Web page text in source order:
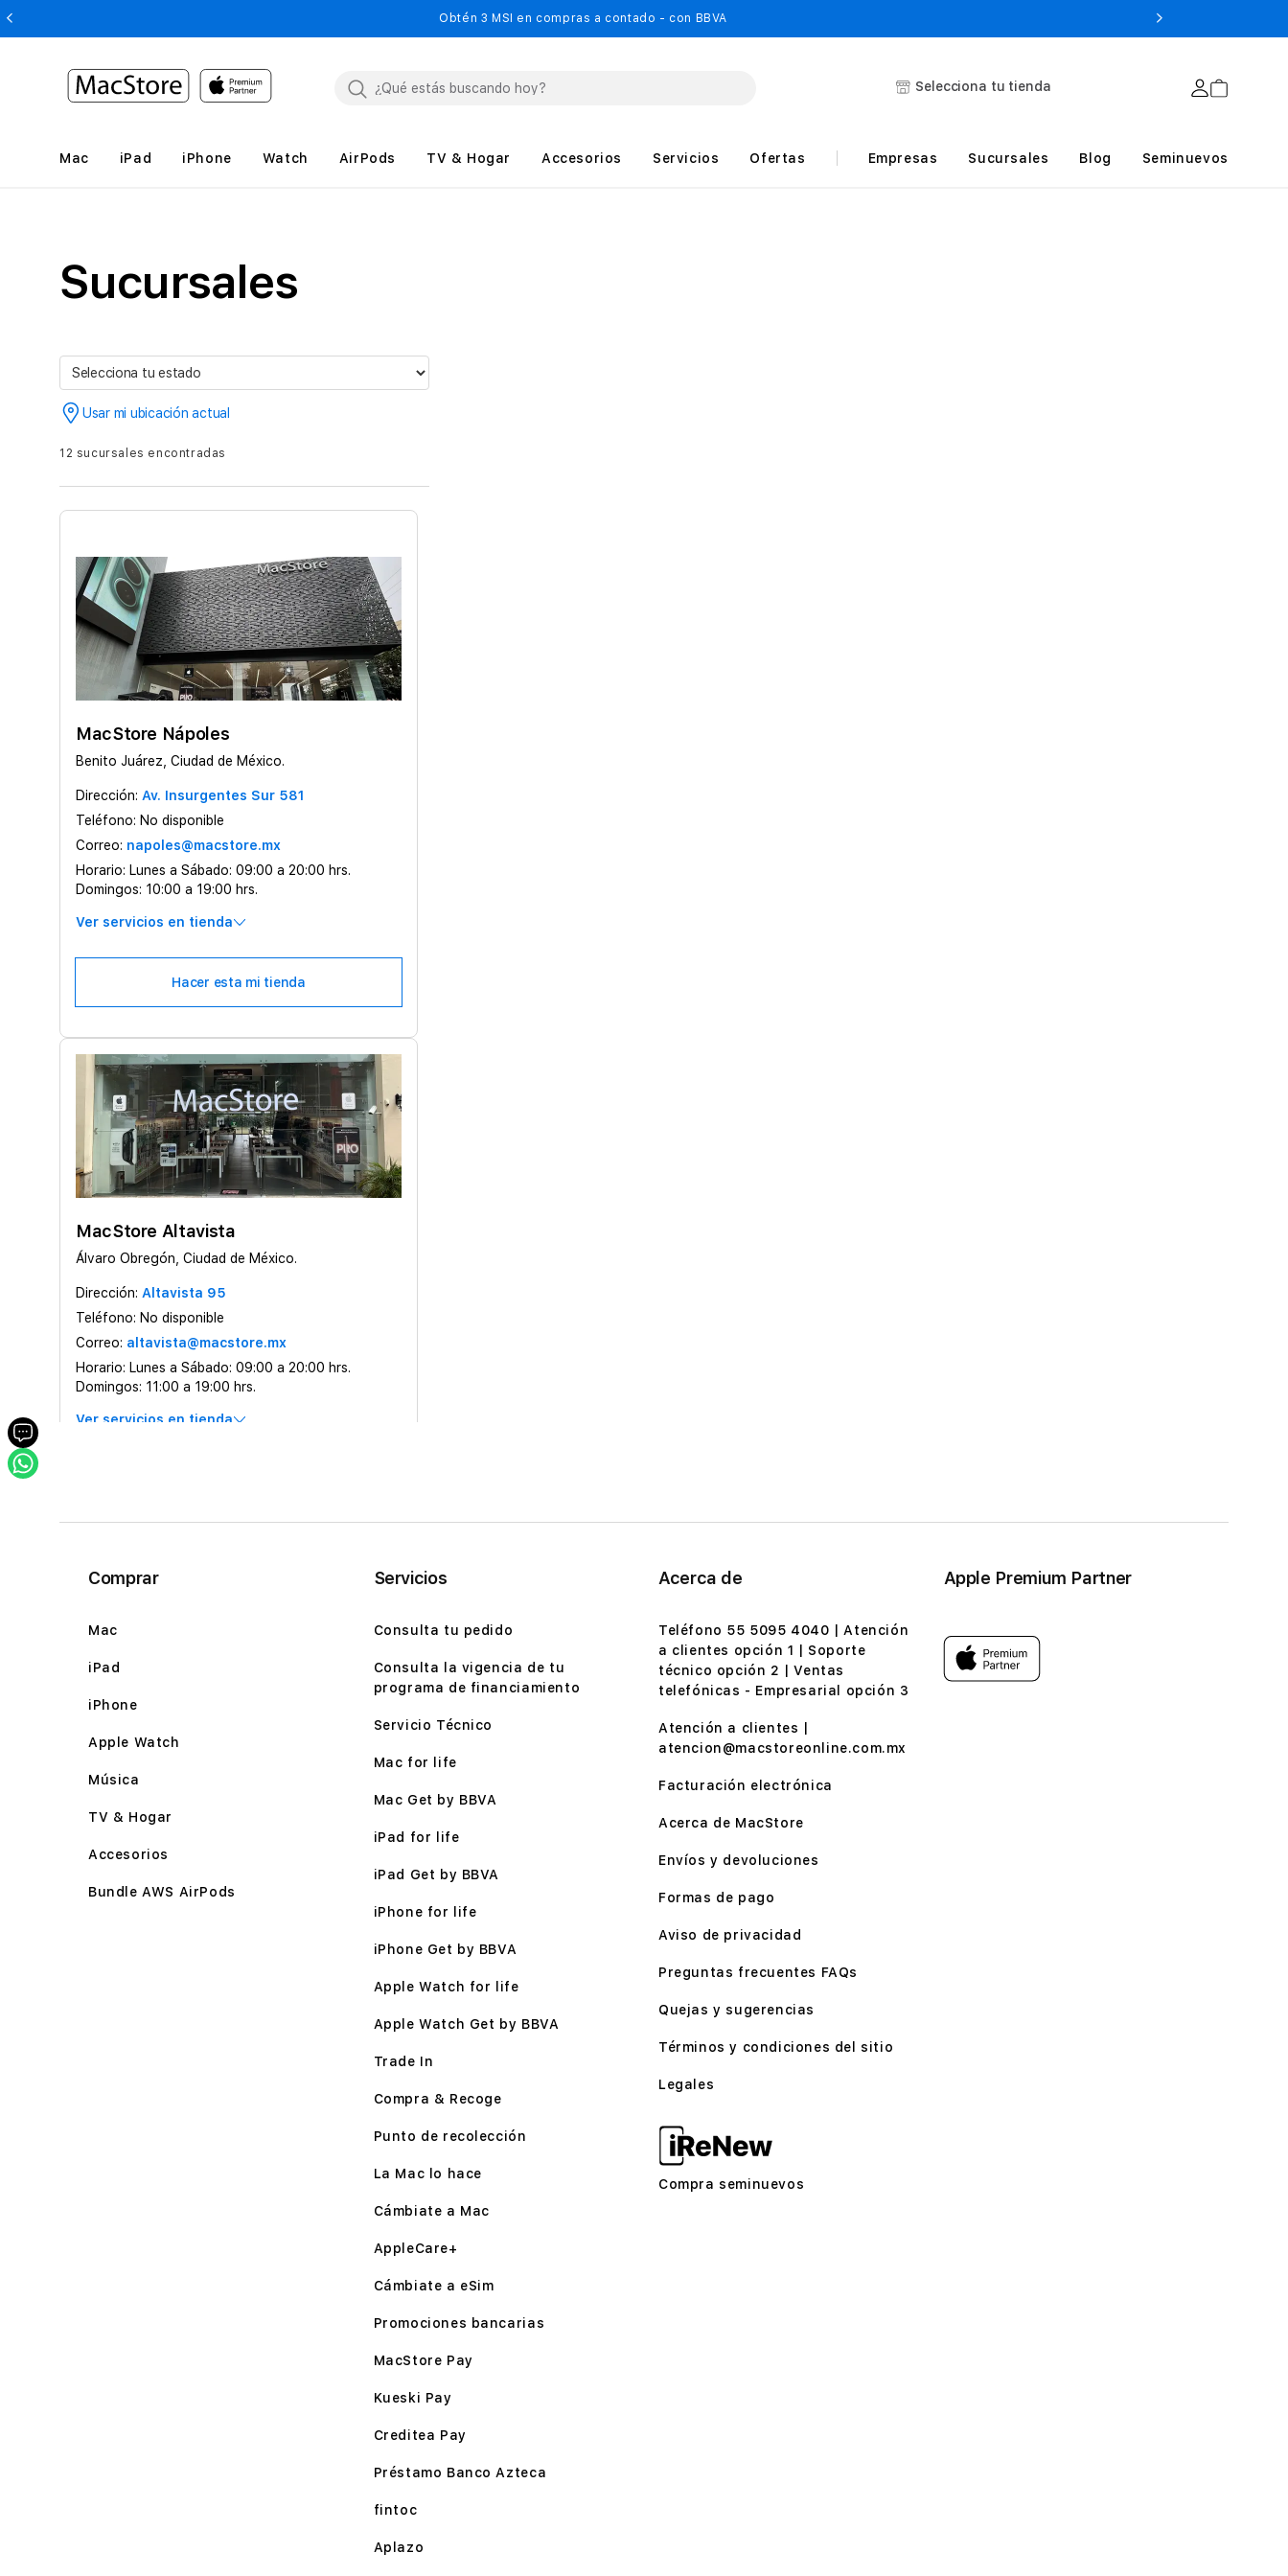
Obtén 3 MSI en compras a contado - con BBVA
Selecciona tu tienda
Mac iPad iPhone Watch AirPods TV & Hogar Accesorios Servicios Ofertas Empresas Sucursales Blog Seminuevos
Sucursales
Usar mi ubicación actual
12 sucursales encontradas
MacStore Nápoles
Benito Juárez, Ciudad de México.
Dirección: Av. Insurgentes Sur 581
Teléfono: No disponible
Correo: napoles@macstore.mx
Horario: Lunes a Sábado: 09:00 a 20:00 hrs.
Domingos: 10:00 a 19:00 hrs.
Ver servicios en tienda
Hacer esta mi tienda
MacStore Altavista
Álvaro Obregón, Ciudad de México.
Dirección: Altavista 95
Teléfono: No disponible
Correo: altavista@macstore.mx
Horario: Lunes a Sábado: 09:00 a 20:00 hrs.
Domingos: 11:00 a 19:00 hrs.
Ver servicios en tienda
3720
Correo: artzpedregal@macstore.mx
Horario:
Lunes a Domingo: 11:00 a 21:00 hrs.
Comprar
Mac
iPad
iPhone
Apple Watch
Música
TV & Hogar
Accesorios
Bundle AWS AirPods
Servicios
Consulta tu pedido
Consulta la vigencia de tu
programa de financiamiento
Servicio Técnico
Mac for life
Mac Get by BBVA
iPad for life
iPad Get by BBVA
iPhone for life
iPhone Get by BBVA
Apple Watch for life
Apple Watch Get by BBVA
Trade In
Compra & Recoge
Punto de recolección
La Mac lo hace
Cámbiate a Mac
AppleCare+
Cámbiate a eSim
Promociones bancarias
MacStore Pay
Kueski Pay
Creditea Pay
Préstamo Banco Azteca
fintoc
Aplazo
Acerca de
Teléfono 55 5095 4040 | Atención
a clientes opción 1 | Soporte
técnico opción 2 | Ventas
telefónicas - Empresarial opción 3
Atención a clientes |
atencion@macstoreonline.com.mx
Facturación electrónica
Acerca de MacStore
Envíos y devoluciones
Formas de pago
Aviso de privacidad
Preguntas frecuentes FAQs
Quejas y sugerencias
Términos y condiciones del sitio
Legales
Compra seminuevos
Apple Premium Partner